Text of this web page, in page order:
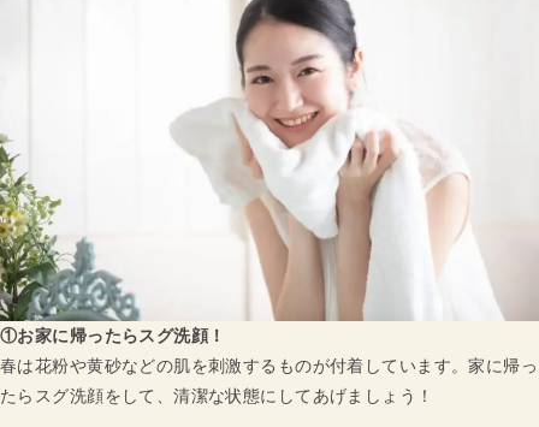
①お家に帰ったらスグ洗顔！
春は花粉や黄砂などの肌を刺激するものが付着しています。家に帰っ
たらスグ洗顔をして、清潔な状態にしてあげましょう！